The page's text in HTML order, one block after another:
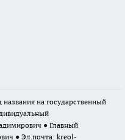
на государственный
● Главный
● Эл.почта: kreol-